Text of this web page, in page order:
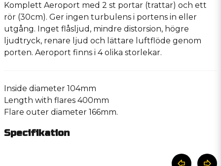
Komplett Aeroport med 2 st portar (trattar) och ett
rör (30cm). Ger ingen turbulens i portens in eller
utgång. Inget flåsljud, mindre distorsion, högre
ljudtryck, renare ljud och lättare luftflöde genom
porten. Aeroport finns i 4 olika storlekar.
Inside diameter 104mm
Length with flares 400mm
Flare outer diameter 166mm.
Specifikation